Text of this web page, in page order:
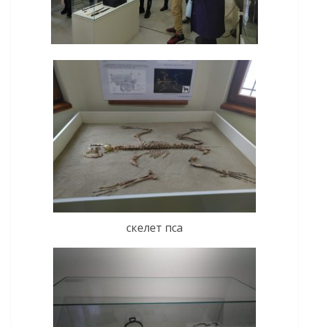
скелет пса